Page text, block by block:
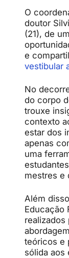
O
doutor
(21), de
e
vestibular
No
do corpo
trouxe
contexto
estar dos
apenas
uma
mestres e
Além
Educação
realizados
teóricos e
sólida aos